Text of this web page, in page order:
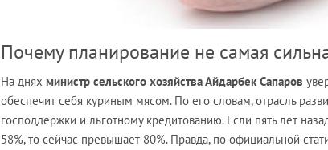
Почему планирование не самая
На днях министр сельского хозяйства Айдарбек Сапаров
обеспечит себя куриным мясом. По его словам, отрасль
господдержки и льготному кредитованию. Если пять лет
58%, то сейчас превышает 80%. Правда, по официальной